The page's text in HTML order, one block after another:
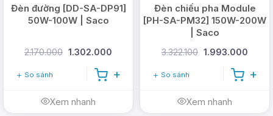
Đèn đường [DD-SA-DP91]
50W-100W | Saco
2.170.000 1.302.000
So sánh
Xem nhanh
Đèn chiếu pha Module
[PH-SA-PM32] 150W-200W
| Saco
3.322.100 1.993.000
So sánh
Xem nhanh